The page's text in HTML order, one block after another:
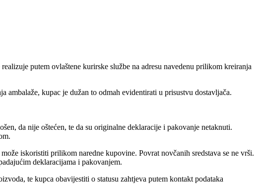
putem ovlaštene kurirske službe na adresu navedenu prilikom kreiranja
kupac je dužan to odmah evidentirati u prisustvu dostavljača.
da nije oštećen, te da su originalne deklaracije i pakovanje netaknuti.
iskoristiti prilikom naredne kupovine. Povrat novčanih sredstava se ne vrši.
deklaracijama i pakovanjem.
te kupca obavijestiti o statusu zahtjeva putem kontakt podataka